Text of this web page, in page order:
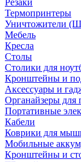
Резаки
Термопринтеры
Уничтожители
Мебель
Кресла
Столы
Столики для
Кронштейны и
Аксессуары и
Органайзеры для
Портативные
Кабели
Коврики для
Мобильные
Кронштейны и